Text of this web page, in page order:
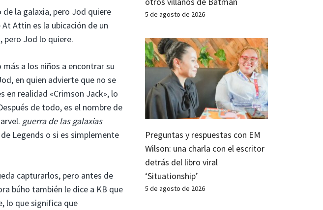
la galaxia, pero Jod quiere
Attin es la ubicación de un
pero Jod lo quiere.
a los niños a encontrar su
en quien advierte que no se
en realidad «Crimson Jack», lo
de todo, es el nombre de
guerra de las galaxias
Legends o si es simplemente
capturarlos, pero antes de
búho también le dice a KB que
lo que significa que
5 de agosto de 2026
Preguntas y respuestas con EM
Wilson: una charla con el escritor
detrás del libro viral
‘Situationship’
5 de agosto de 2026